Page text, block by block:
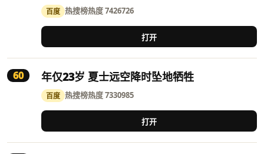
百度 热搜榜热度 7426726
打开
60 年仅23岁 夏士远空降时坠地牺牲
百度 热搜榜热度 7330985
打开